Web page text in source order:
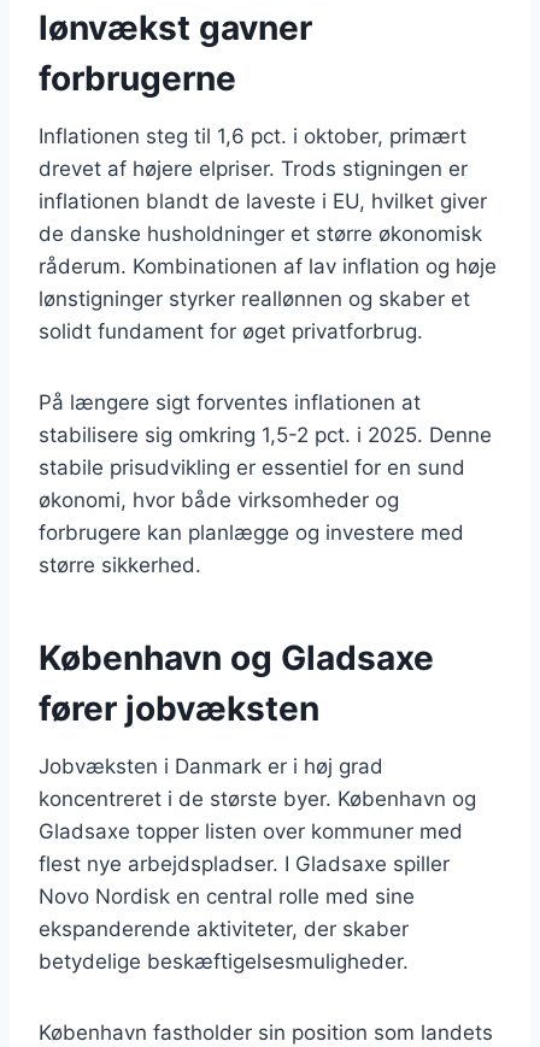
lønvækst gavner
forbrugerne
Inflationen steg til 1,6 pct. i oktober, primært
drevet af højere elpriser. Trods stigningen er
inflationen blandt de laveste i EU, hvilket giver
de danske husholdninger et større økonomisk
råderum. Kombinationen af lav inflation og høje
lønstigninger styrker reallønnen og skaber et
solidt fundament for øget privatforbrug.
På længere sigt forventes inflationen at
stabilisere sig omkring 1,5-2 pct. i 2025. Denne
stabile prisudvikling er essentiel for en sund
økonomi, hvor både virksomheder og
forbrugere kan planlægge og investere med
større sikkerhed.
København og Gladsaxe
fører jobvæksten
Jobvæksten i Danmark er i høj grad
koncentreret i de største byer. København og
Gladsaxe topper listen over kommuner med
flest nye arbejdspladser. I Gladsaxe spiller
Novo Nordisk en central rolle med sine
ekspanderende aktiviteter, der skaber
betydelige beskæftigelsesmuligheder.
København fastholder sin position som landets